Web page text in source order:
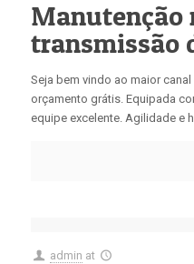
Manutenção
transmissão
Seja bem vindo ao maior
orçamento grátis. Equipada
equipe excelente. Agilidade e
admin at